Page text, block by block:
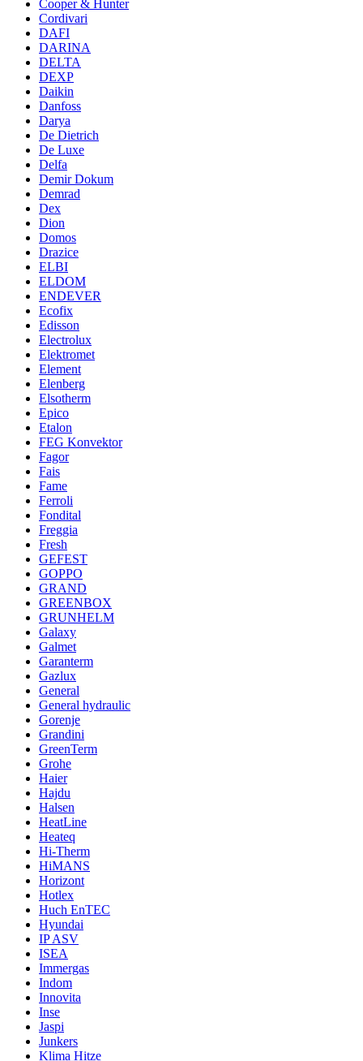
Cooper & Hunter
Cordivari
DAFI
DARINA
DELTA
DEXP
Daikin
Danfoss
Darya
De Dietrich
De Luxe
Delfa
Demir Dokum
Demrad
Dex
Dion
Domos
Drazice
ELBI
ELDOM
ENDEVER
Ecofix
Edisson
Electrolux
Elektromet
Element
Elenberg
Elsotherm
Epico
Etalon
FEG Konvektor
Fagor
Fais
Fame
Ferroli
Fondital
Freggia
Fresh
GEFEST
GOPPO
GRAND
GREENBOX
GRUNHELM
Galaxy
Galmet
Garanterm
Gazlux
General
General hydraulic
Gorenje
Grandini
GreenTerm
Grohe
Haier
Hajdu
Halsen
HeatLine
Heateq
Hi-Therm
HiMANS
Horizont
Hotlex
Huch EnTEC
Hyundai
IP ASV
ISEA
Immergas
Indom
Innovita
Inse
Jaspi
Junkers
Klima Hitze